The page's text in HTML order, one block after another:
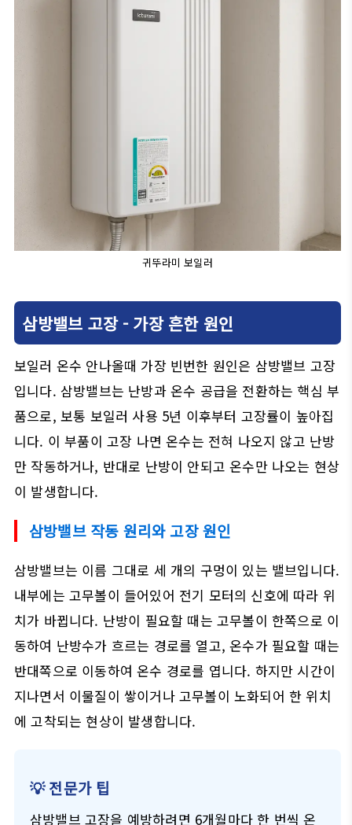
귀뚜라미 보일러
삼방밸브 고장 - 가장 흔한 원인
보일러 온수 안나올때 가장 빈번한 원인은 삼방밸브 고장
입니다. 삼방밸브는 난방과 온수 공급을 전환하는 핵심 부
품으로, 보통 보일러 사용 5년 이후부터 고장률이 높아집
니다. 이 부품이 고장 나면 온수는 전혀 나오지 않고 난방
만 작동하거나, 반대로 난방이 안되고 온수만 나오는 현상
이 발생합니다.
삼방밸브 작동 원리와 고장 원인
삼방밸브는 이름 그대로 세 개의 구멍이 있는 밸브입니다.
내부에는 고무볼이 들어있어 전기 모터의 신호에 따라 위
치가 바뀝니다. 난방이 필요할 때는 고무볼이 한쪽으로 이
동하여 난방수가 흐르는 경로를 열고, 온수가 필요할 때는
반대쪽으로 이동하여 온수 경로를 엽니다. 하지만 시간이
지나면서 이물질이 쌓이거나 고무볼이 노화되어 한 위치
에 고착되는 현상이 발생합니다.
💡 전문가 팁
삼방밸브 고장을 예방하려면 6개월마다 한 번씩 온